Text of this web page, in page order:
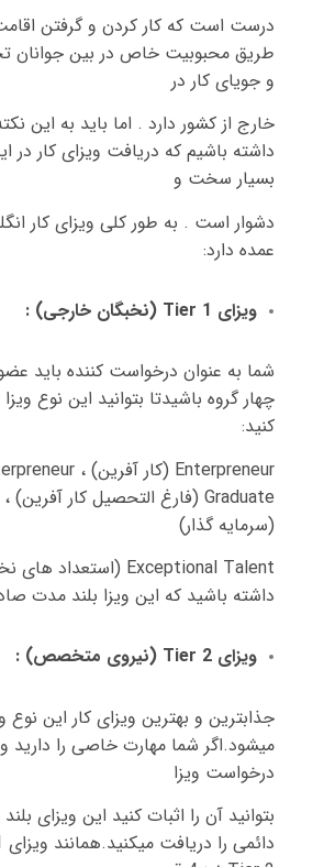
درست است که کار کردن و گرفتن
طریق محبوبیت خاص در بین جوانان
و جویای کار در
خارج از کشور دارد . اما باید به این
داشته باشیم که دریافت ویزای کار در
بسیار سخت و
دشوار است . به طور کلی ویزای کار
عمده دارد:
ویزای Tier 1 ( نخبگان خارجی) :
شما به عنوان درخواست کننده باید
چهار گروه باشیدتا بتوانید این نوع
کنید:
Enterpreneur ( کار آفرین) ،
Graduate ( فارغ التحصیل کار آفرین) ،
(سرمایه گذار)
Exceptional Talent ( استعداد های
داشته باشید که این ویزا بلند مدت
ویزای Tier 2 ( نیروی متخصص) :
جذابترین و بهترین ویزای کار این
میشود.اگر شما مهارت خاصی را دارید
درخواست ویزا
بتوانید آن را اثبات کنید این ویزای
دائمی را دریافت میکنید.همانند ویزای